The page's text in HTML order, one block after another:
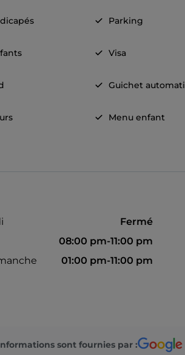
Parking
Visa
Guichet
Menu enfant
Fermé
08:00 pm-11:00 pm
01:00 pm-11:00 pm
sont fournies par :